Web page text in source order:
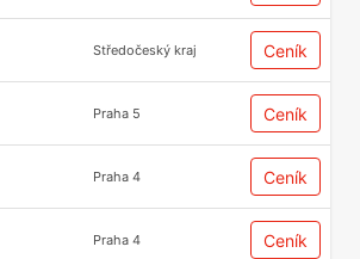
Středočeský kraj Ceník
Praha 5 Ceník
Praha 4 Ceník
Praha 4 Ceník